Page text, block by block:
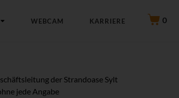
WEBCAM KARRIERE 0
der Strandoase Sylt
jede Angabe